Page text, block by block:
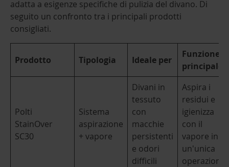
adatta a esigenze specifiche di pulizia del divano. Di
seguito un confronto tra i principali prodotti
consigliati.
Prodotto Tipologia Ideale per
Funzione
principale
Polti
StainOver
SC30
Sistema
aspirazione
+ vapore
Divani in
tessuto
con
macchie
persistenti
e odori
difficili
Aspira i
residui e
igienizza
con il
vapore in
un'unica
operazione